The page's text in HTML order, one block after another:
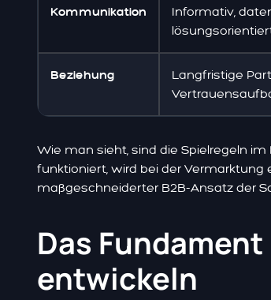
Kommunikation
Informativ,
Beziehung
Langfristige
Wie man sieht, sind die Spielregeln
funktioniert, wird bei der
maßgeschneiderter B2B-Ansatz der
Das
entwickeln